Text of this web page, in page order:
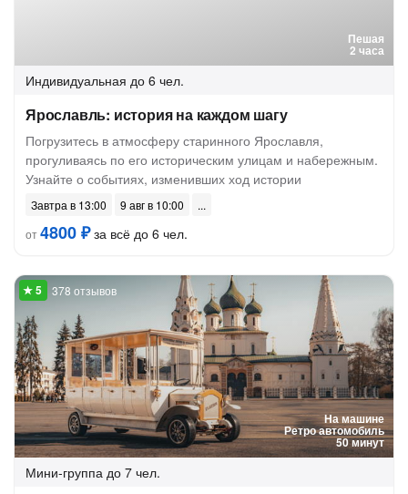
Пешая
2 часа
Индивидуальная до 6 чел.
Ярославль: история на каждом шагу
Погрузитесь в атмосферу старинного Ярославля,
прогуливаясь по его историческим улицам и набережным.
Узнайте о событиях, изменивших ход истории
Завтра в 13:00
9 авг в 10:00
от4800 ₽за всё до 6 чел.
На машине
Ретро автомобиль
50 минут
378 отзывов
Мини-группа до 7 чел.